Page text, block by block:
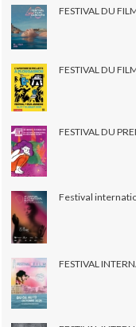
FESTIVAL DU
FESTIVAL DU
FESTIVAL DU
Festival
FESTIVAL